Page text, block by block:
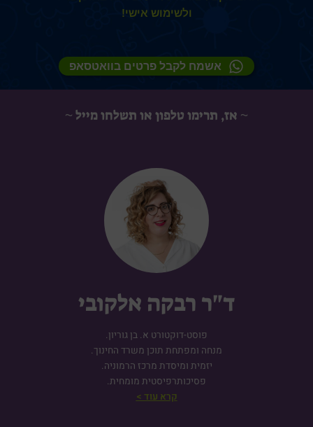
ולשימוש אישי!
אשמח לקבל פרטים בוואטסאפ
~ אז, תרימו טלפון או תשלחו מייל ~
ד"ר רבקה אלקובי
פוסט-דוקטורט א. בן גוריון.
מנחה ומפתחת תוכן משרד החינוך.
יזמית ומיסדת מרכז הרמוניה.
פסיכותרפיסטית מומחית.
קרא עוד >